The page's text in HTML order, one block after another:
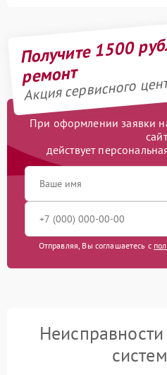
Получите 1500
ремонт
Акция сервисного
При оформлении заявки
действует
Отправляя, Вы соглашаетесь с